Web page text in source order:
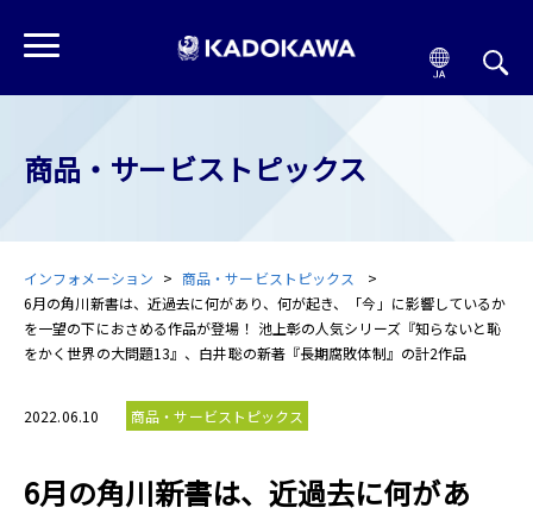
商品・サービストピックス
インフォメーション
商品・サービストピックス
6月の角川新書は、近過去に何があり、何が起き、「今」に影響しているか
を一望の下におさめる作品が登場！ 池上彰の人気シリーズ『知らないと恥
をかく世界の大問題13』、白井聡の新著『長期腐敗体制』の計2作品
2022.06.10 商品・サービストピックス
6月の角川新書は、近過去に何があ